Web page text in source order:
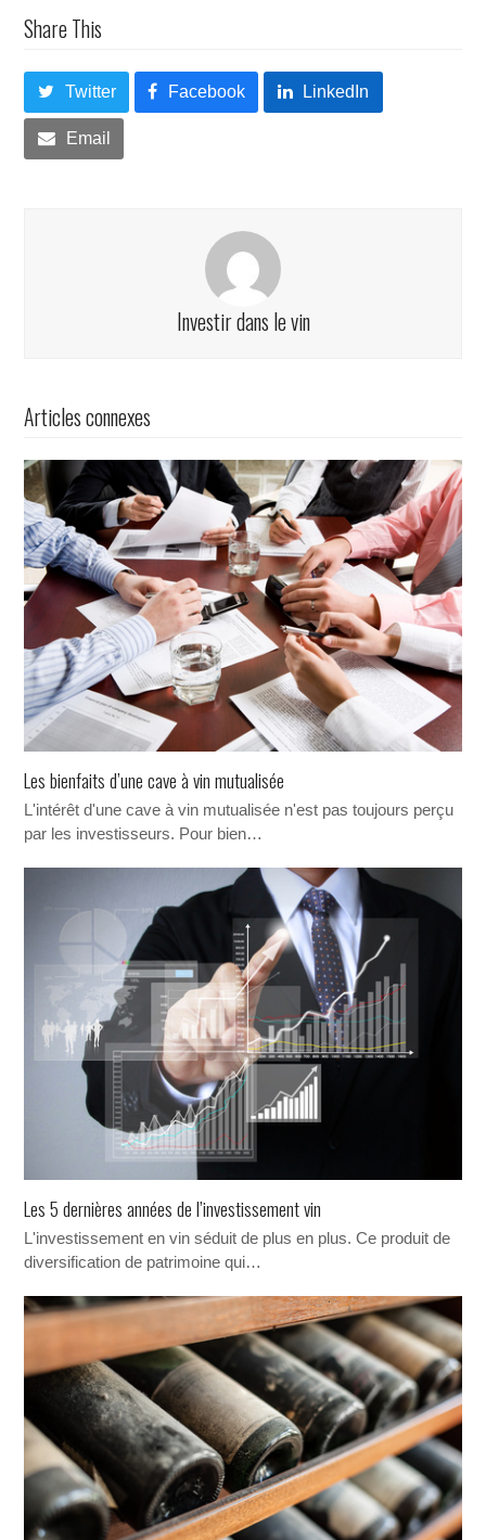
Share This
Twitter Facebook LinkedIn
Email
Investir dans le vin
Articles connexes
Les bienfaits d’une cave à vin mutualisée
L'intérêt d'une cave à vin mutualisée n'est pas toujours perçu
par les investisseurs. Pour bien…
Les 5 dernières années de l’investissement vin
L'investissement en vin séduit de plus en plus. Ce produit de
diversification de patrimoine qui…